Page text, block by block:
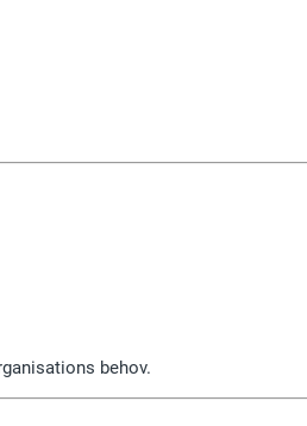
behov.